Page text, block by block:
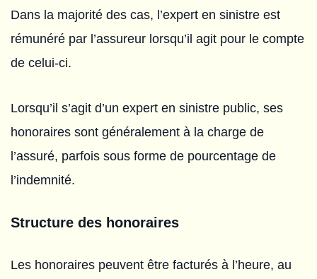
Dans la majorité des cas, l’expert en sinistre est
rémunéré par l’assureur lorsqu’il agit pour le compte
de celui-ci.
Lorsqu’il s’agit d’un expert en sinistre public, ses
honoraires sont généralement à la charge de
l’assuré, parfois sous forme de pourcentage de
l’indemnité.
Structure des honoraires
Les honoraires peuvent être facturés à l’heure, au